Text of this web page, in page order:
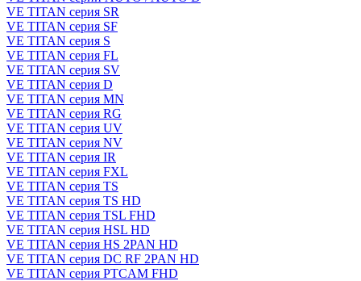
VE TITAN серия SR
VE TITAN серия SF
VE TITAN серия S
VE TITAN серия FL
VE TITAN серия SV
VE TITAN серия D
VE TITAN серия MN
VE TITAN серия RG
VE TITAN серия UV
VE TITAN серия NV
VE TITAN серия IR
VE TITAN серия FXL
VE TITAN серия TS
VE TITAN серия TS HD
VE TITAN серия TSL FHD
VE TITAN серия HSL HD
VE TITAN серия HS 2PAN HD
VE TITAN серия DC RF 2PAN HD
VE TITAN серия PTCAM FHD